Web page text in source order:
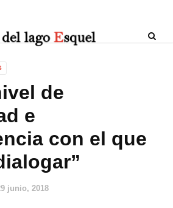
de
e
con el que
junio, 2018